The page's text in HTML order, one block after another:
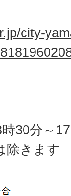
city-
時30分～
きます